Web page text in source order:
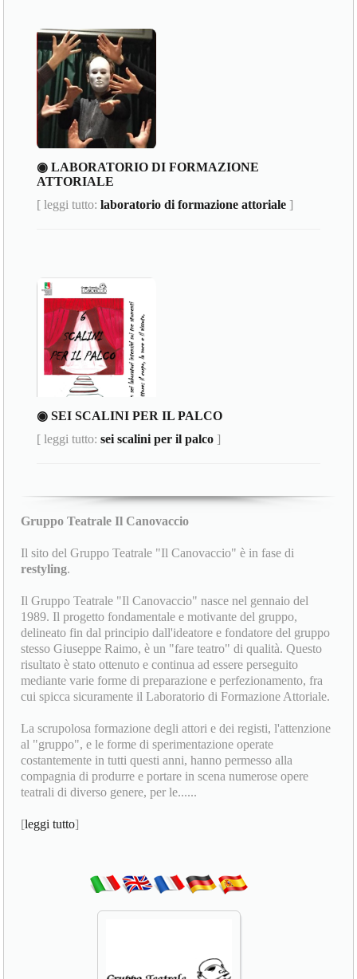
◉ LABORATORIO DI FORMAZIONE
ATTORIALE
[ leggi tutto:laboratorio di formazione attoriale ]
◉ SEI SCALINI PER IL PALCO
[ leggi tutto:sei scalini per il palco ]
Gruppo Teatrale Il Canovaccio
Il sito del Gruppo Teatrale "Il Canovaccio" è in fase di
restyling.
Il Gruppo Teatrale "Il Canovaccio" nasce nel gennaio del
1989. Il progetto fondamentale e motivante del gruppo,
delineato fin dal principio dall'ideatore e fondatore del gruppo
stesso Giuseppe Raimo, è un "fare teatro" di qualità. Questo
risultato è stato ottenuto e continua ad essere perseguito
mediante varie forme di preparazione e perfezionamento, fra
cui spicca sicuramente il Laboratorio di Formazione Attoriale.
La scrupolosa formazione degli attori e dei registi, l'attenzione
al "gruppo", e le forme di sperimentazione operate
costantemente in tutti questi anni, hanno permesso alla
compagnia di produrre e portare in scena numerose opere
teatrali di diverso genere, per le......
[leggi tutto]